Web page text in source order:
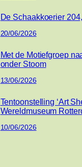
De Schaakkoerier
20/06/2026
Met de Motiefgroep
onder Stoom
13/06/2026
Tentoonstelling ‘Art
Wereldmuseum
10/06/2026